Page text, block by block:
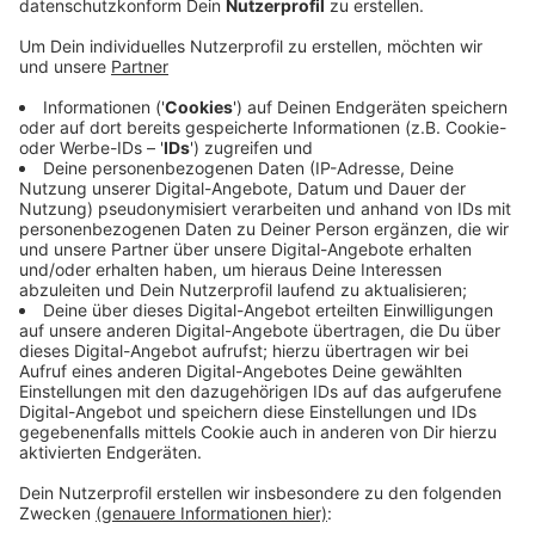
Veröffentlicht:Dienstag, 24.08.2021 11:41
Anzeige
Etwa 60 Zeugen sind mittlerweile schon nach dem
Vorfall befragt worden. Wie lange die Ermittlungen zur
Explosions-Ursache dauern, kann die
Staatsanwaltschaft nicht sagen. Währenddessen
gehen auch die Aufräumarbeiten an der Unglücksstelle
weiter. Immer wieder kann es laut Currenta deshalb zu
Geruchsbelästigung kommen. Der Chempark-Betreiber
bittet Anwohner um Verständnis - zur Sicherheit seien
permanent Luftmessfahrzeuge im Einsatz.